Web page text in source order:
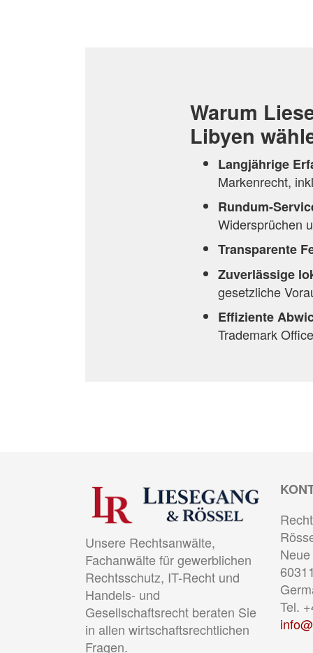
Warum
Libyen
Langjährige
Markenrecht,
Rundum-
Widersprüchen
Transparente
Zuverlässige
gesetzliche
Effiziente
Trademark
Unsere Rechtsanwälte,
Fachanwälte für gewerblichen
Rechtsschutz, IT-Recht und
Handels- und
Gesellschaftsrecht beraten Sie
in allen wirtschaftsrechtlichen
Fragen.
Tel.